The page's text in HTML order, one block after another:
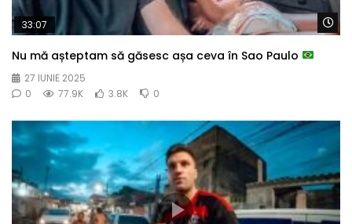
33:07
Nu mă așteptam să găsesc așa ceva în Sao Paulo
27 IUNIE 2025
0
77.9K 3.8K 0